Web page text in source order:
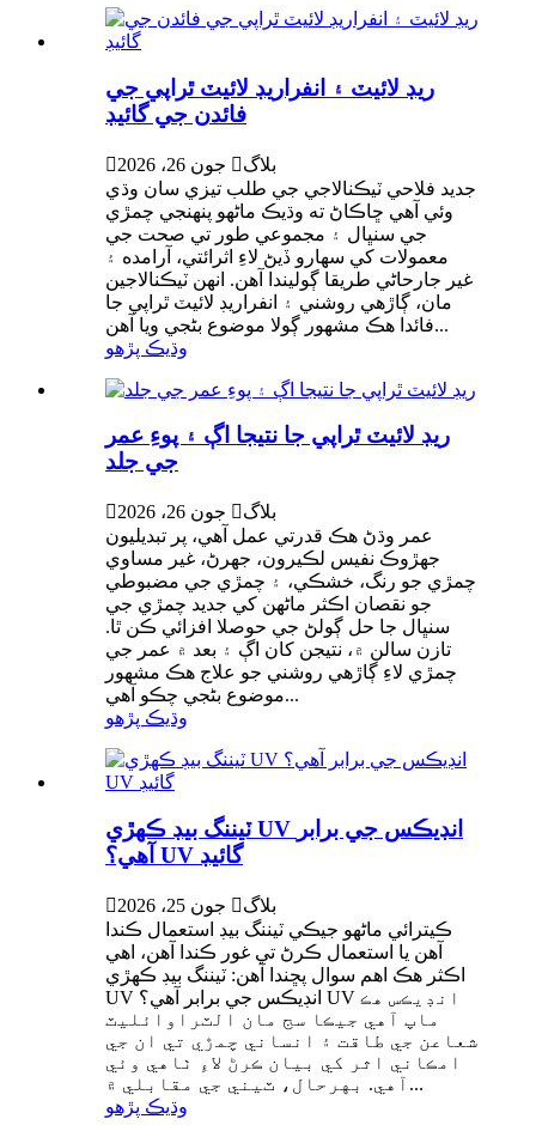
ريڊ لائيٽ ۽ انفراريڊ لائيٽ ٿراپي جي
فائدن جي گائيڊ
 جون 26، 2026 بلاگ
جديد فلاحي ٽيڪنالاجي جي طلب تيزي سان وڌي
وئي آهي ڇاڪاڻ ته وڌيڪ ماڻهو پنهنجي چمڙي
جي سنڀال ۽ مجموعي طور تي صحت جي
معمولات کي سهارو ڏيڻ لاءِ اثرائتي، آرامده ۽
غير جارحاڻي طريقا ڳوليندا آهن. انهن ٽيڪنالاجين
مان، ڳاڙهي روشني ۽ انفراريڊ لائيٽ ٿراپي جا
فائدا هڪ مشهور ڳولا موضوع بڻجي ويا آهن...
وڌيڪ پڙهو
ريڊ لائيٽ ٿراپي جا نتيجا اڳ ۽ پوءِ عمر
جي جلد
 جون 26، 2026 بلاگ
عمر وڌڻ هڪ قدرتي عمل آهي، پر تبديليون
جهڙوڪ نفيس لڪيرون، جھرڻ، غير مساوي
چمڙي جو رنگ، خشڪي، ۽ چمڙي جي مضبوطي
جو نقصان اڪثر ماڻهن کي جديد چمڙي جي
سنڀال جا حل ڳولڻ جي حوصلا افزائي ڪن ٿا.
تازن سالن ۾، نتيجن کان اڳ ۽ بعد ۾ عمر جي
چمڙي لاءِ ڳاڙهي روشني جو علاج هڪ مشهور
موضوع بڻجي چڪو آهي...
وڌيڪ پڙهو
ٽيننگ بيڊ ڪهڙي UV انڊيڪس جي برابر
آهي؟ UV گائيڊ
 جون 25، 2026 بلاگ
ڪيترائي ماڻهو جيڪي ٽيننگ بيڊ استعمال ڪندا
آهن يا استعمال ڪرڻ تي غور ڪندا آهن، اهي
اڪثر هڪ اهم سوال پڇندا آهن: ٽيننگ بيڊ ڪهڙي
UV انڊيڪس جي برابر آهي؟ UV انڊيڪس هڪ
ماپ آهي جيڪا سج مان الٽراوائليٽ
شعاعن جي طاقت ۽ انساني چمڙي تي ان جي
امڪاني اثر کي بيان ڪرڻ لاءِ ٺاهي وئي
آهي. بهرحال، ٽيني جي مقابلي ۾...
وڌيڪ پڙهو